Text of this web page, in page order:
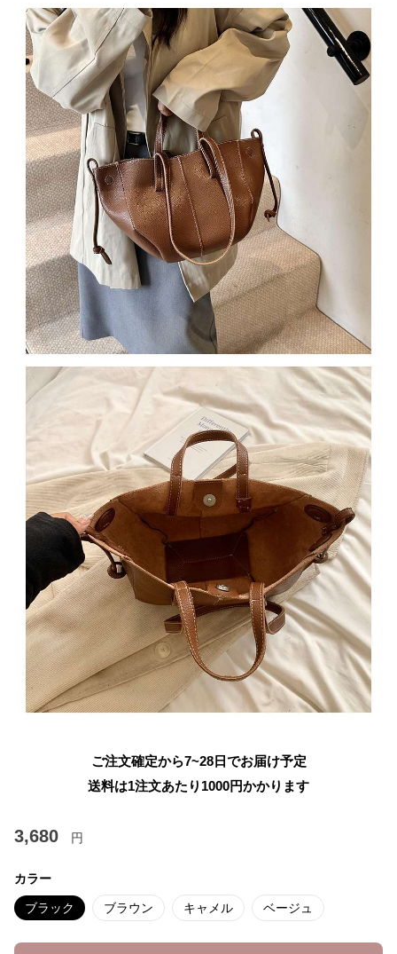
ご注文確定から7~28日でお届け予定
送料は1注文あたり 1000円かかります
3,680 円
カラー
ブラック ブラウン キャメル ベージュ